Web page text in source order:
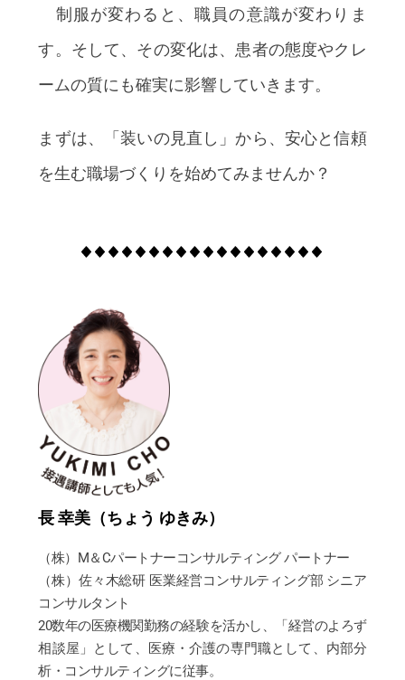
制服が変わると、職員の意識が変わりま
す。そして、その変化は、患者の態度やクレ
ームの質にも確実に影響していきます。
まずは、「装いの見直し」から、安心と信頼
を生む職場づくりを始めてみませんか？
長 幸美（ちょう ゆきみ）
（株）M＆Cパートナーコンサルティング パートナー
（株）佐々木総研 医業経営コンサルティング部 シニア
コンサルタント
20数年の医療機関勤務の経験を活かし、「経営のよろず
相談屋」として、医療・介護の専門職として、内部分
析・コンサルティングに従事。